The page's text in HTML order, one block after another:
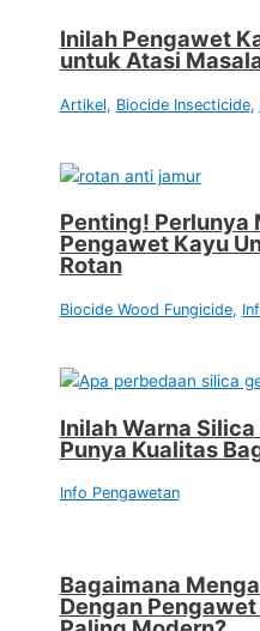
Inilah Pengawet
untuk Atasi
Artikel, Biocide Insecticide,
Penting! Perlunya
Pengawet Kayu
Rotan
Biocide Wood Fungicide,
Inilah Warna
Punya Kualitas
Info Pengawetan
Bagaimana
Dengan